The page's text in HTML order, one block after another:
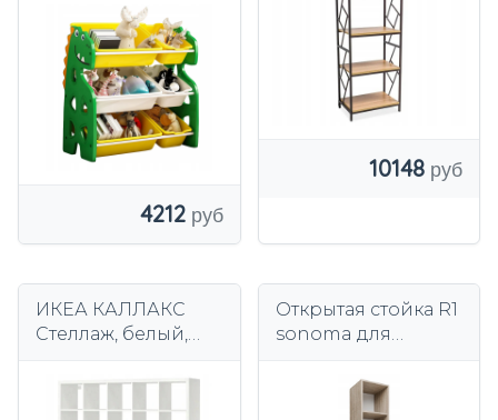
КОНТЕЙНЕР
ДЕТСКИЙ ШКАФ
ДИНОЗАВР
4212
10148
ИКЕА КАЛЛАКС
Стеллаж, белый,
отделений
Открытая стойка R1
sonoma для
стеллажей с
полками ROB